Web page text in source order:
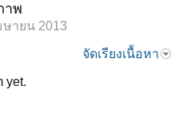
าพ
ษายน 2013
จัดเรียงเนื้อหา
yet.